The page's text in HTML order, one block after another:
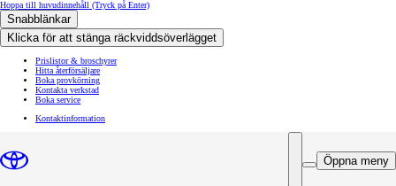
Hoppa till huvudinnehåll (Tryck på Enter)
Snabblänkar
Klicka för att stänga räckviddsöverlägget
Prislistor & broschyrer
Hitta återförsäljare
Boka provkörning
Kontakta verkstad
Boka service
Kontaktinformation
Öppna meny